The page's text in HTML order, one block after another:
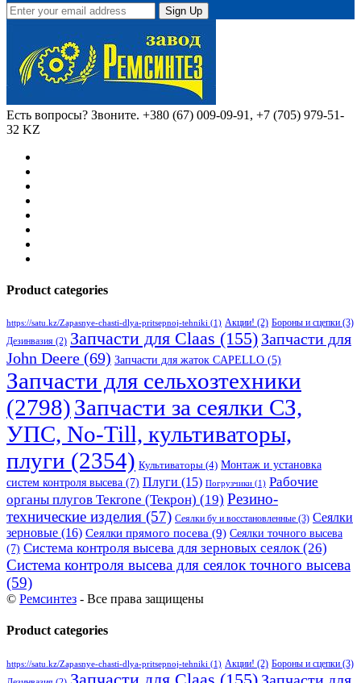
Sign Up
Есть вопросы? Звоните. +380 (67) 009-09-91, +7 (705) 979-51-
32 KZ
Product categories
https://satu.kz/Zapasnye-chasti-dlya-pritsepnoj-tehniki (1) Акции! (2) Бороны и сцепки (3)
Дезинвазия (2) Запчасти для Claas (155) Запчасти для
John Deere (69) Запчасти для жаток CAPELLO (5)
Запчасти для сельхозтехники
(2798)Запчасти за сеялки СЗ,
УПС, No-Till, культиваторы,
плуги (2354) Культиваторы (4) Монтаж и установка
систем контроля высева (7) Плуги (15) Погрузчики (1) Рабочие
органы плугов Текrоne (Текрон) (19) Резино-
технические изделия (57) Сеялки бу и восстановленные (3) Сеялки
зерновые (16) Сеялки прямого посева (9) Сеялки точного высева
(7) Система контроля высева для зерновых сеялок(26)
Система контроля высева для сеялок точного высева
(59)
© Ремсинтез - Все права защищены
Product categories
https://satu.kz/Zapasnye-chasti-dlya-pritsepnoj-tehniki (1) Акции! (2) Бороны и сцепки (3)